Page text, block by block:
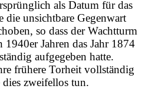
als Datum für das
die unsichtbare Gegenwart
so dass der Wachtturm
Jahren das Jahr 1874
aufgegeben hatte.
frühere Torheit vollständig
dies zweifellos tun.